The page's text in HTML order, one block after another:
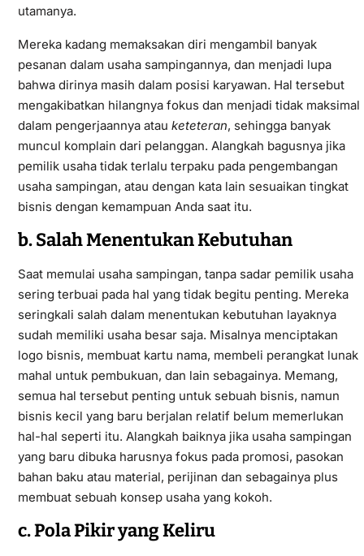
utamanya.
Mereka kadang memaksakan diri mengambil banyak
pesanan dalam usaha sampingannya, dan menjadi lupa
bahwa dirinya masih dalam posisi karyawan. Hal tersebut
mengakibatkan hilangnya fokus dan menjadi tidak maksimal
dalam pengerjaannya atau keteteran, sehingga banyak
muncul komplain dari pelanggan. Alangkah bagusnya jika
pemilik usaha tidak terlalu terpaku pada pengembangan
usaha sampingan, atau dengan kata lain sesuaikan tingkat
bisnis dengan kemampuan Anda saat itu.
b. Salah Menentukan Kebutuhan
Saat memulai usaha sampingan, tanpa sadar pemilik usaha
sering terbuai pada hal yang tidak begitu penting. Mereka
seringkali salah dalam menentukan kebutuhan layaknya
sudah memiliki usaha besar saja. Misalnya menciptakan
logo bisnis, membuat kartu nama, membeli perangkat lunak
mahal untuk pembukuan, dan lain sebagainya. Memang,
semua hal tersebut penting untuk sebuah bisnis, namun
bisnis kecil yang baru berjalan relatif belum memerlukan
hal-hal seperti itu. Alangkah baiknya jika usaha sampingan
yang baru dibuka harusnya fokus pada promosi, pasokan
bahan baku atau material, perijinan dan sebagainya plus
membuat sebuah konsep usaha yang kokoh.
c. Pola Pikir yang Keliru